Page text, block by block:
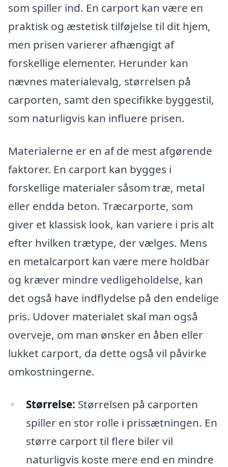
som spiller ind. En carport kan være en
praktisk og æstetisk tilføjelse til dit hjem,
men prisen varierer afhængigt af
forskellige elementer. Herunder kan
nævnes materialevalg, størrelsen på
carporten, samt den specifikke byggestil,
som naturligvis kan influere prisen.
Materialerne er en af de mest afgørende
faktorer. En carport kan bygges i
forskellige materialer såsom træ, metal
eller endda beton. Træcarporte, som
giver et klassisk look, kan variere i pris alt
efter hvilken trætype, der vælges. Mens
en metalcarport kan være mere holdbar
og kræver mindre vedligeholdelse, kan
det også have indflydelse på den endelige
pris. Udover materialet skal man også
overveje, om man ønsker en åben eller
lukket carport, da dette også vil påvirke
omkostningerne.
Størrelse: Størrelsen på carporten
spiller en stor rolle i prissætningen. En
større carport til flere biler vil
naturligvis koste mere end en mindre